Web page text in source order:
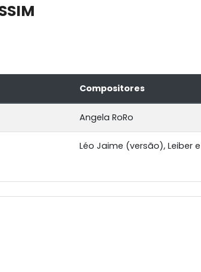
Compositores
Angela RoRo
Léo Jaime (versão), Leiber